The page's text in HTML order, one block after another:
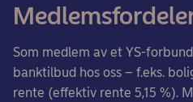
Som medlem av et YS-
banktilbud hos oss – f.eks.
rente (effektiv rente 5,15 %).